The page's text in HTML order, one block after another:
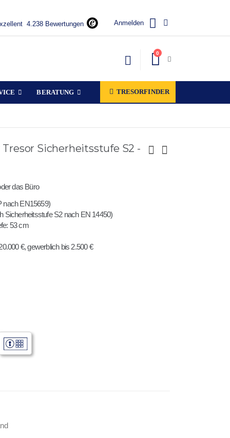
4.238 Bewertungen Anmelden
Warenkorb
0Artikel
BERATUNG TRESORFINDER
Sicherheitsstufe S2 -
das Büro
nach EN15659)
Sicherheitsstufe S2 nach EN 14450)
53 cm
€, gewerblich bis 2.500 €